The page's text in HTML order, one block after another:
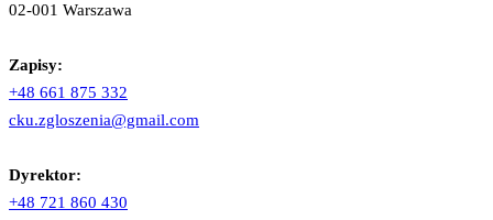
02-001 Warszawa
Zapisy:
+48 661 875 332
cku.zgloszenia@gmail.com
Dyrektor:
+48 721 860 430